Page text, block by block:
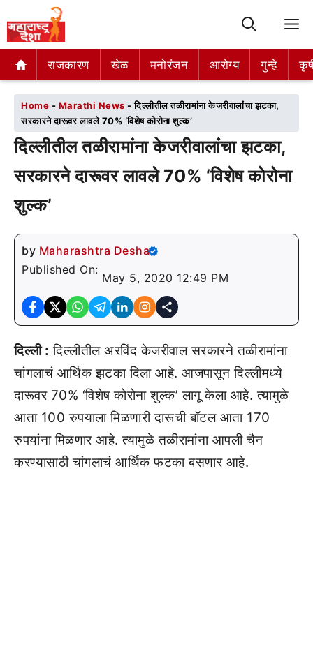
राजकारण खेळ मनोरंजन आरोग्य गुन्हे
राजकारण खेळ मनोरंजन आरोग्य गुन्हे
Home - Marathi News -दिल्लीतील तळीरामांना केजरीवालांंचा झटका,
सरकारने दारूवर लावले 70% ‘विशेष कोरोना शुल्क’
दिल्लीतील तळीरामांना केजरीवालांंचा झटका,
सरकारने दारूवर लावले 70% ‘विशेष कोरोना
शुल्क’
by Maharashtra Desha
Published On:
May 5, 2020 12:49 PM
दिल्ली : दिल्लीतील अरविंद केजरीवाल सरकारने तळीरामांना
चांगलाचं आर्थिक झटका दिला आहे. आजपासून दिल्लीमध्ये
दारूवर 70% ‘विशेष कोरोना शुल्क’ लागू केला आहे. त्यामुळे
आता 100 रुपयाला मिळणारी दारूची बॉटल आता 170
रुपयांना मिळणार आहे. त्यामुळे तळीरामांना आपली चैन
करण्यासाठी चांगलाचं आर्थिक फटका बसणार आहे.